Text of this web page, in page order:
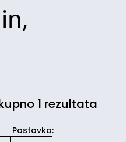
1 rezultata
Postavka: